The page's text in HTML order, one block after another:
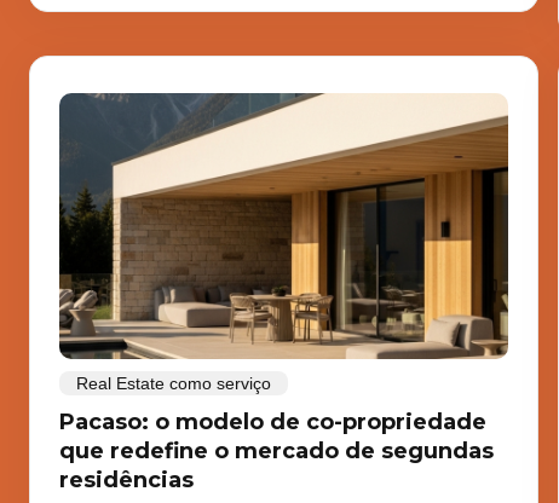
Real Estate como serviço
Pacaso: o modelo de co-propriedade
que redefine o mercado de segundas
residências